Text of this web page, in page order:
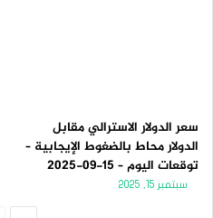
سعر الدولار الاسترالي مقابل
الدولار محاط بالضغوط الإيجابية –
توقعات اليوم – 15-09-2025
سبتمبر 15, 2025